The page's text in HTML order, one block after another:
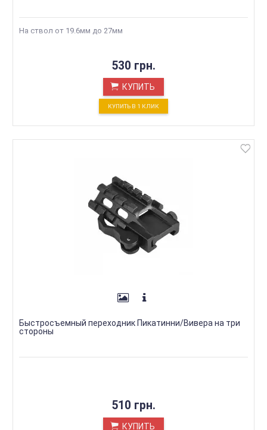
На ствол от 19.6мм до 27мм
530 грн.
КУПИТЬ
КУПИТЬ В 1 КЛИК
Быстросъемный переходник Пикатинни/Вивера на три
стороны
510 грн.
КУПИТЬ